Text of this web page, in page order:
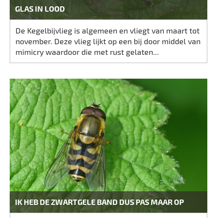
GLAS IN LOOD
De Kegelbijvlieg is algemeen en vliegt van maart tot
november. Deze vlieg lijkt op een bij door middel van
mimicry waardoor die met rust gelaten...
IK HEB DE ZWARTGELE BAND DUS PAS MAAR OP